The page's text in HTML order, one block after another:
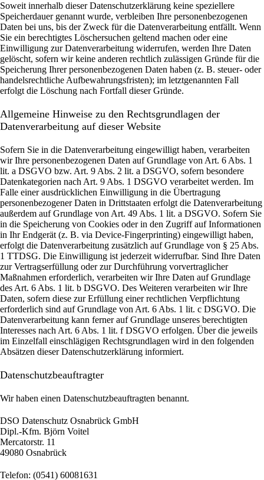
Soweit innerhalb dieser Datenschutzerklärung keine speziellere
Speicherdauer genannt wurde, verbleiben Ihre personenbezogenen
Daten bei uns, bis der Zweck für die Datenverarbeitung entfällt. Wenn
Sie ein berechtigtes Löschersuchen geltend machen oder eine
Einwilligung zur Datenverarbeitung widerrufen, werden Ihre Daten
gelöscht, sofern wir keine anderen rechtlich zulässigen Gründe für die
Speicherung Ihrer personenbezogenen Daten haben (z. B. steuer- oder
handelsrechtliche Aufbewahrungsfristen); im letztgenannten Fall
erfolgt die Löschung nach Fortfall dieser Gründe.
Allgemeine Hinweise zu den Rechtsgrundlagen der
Datenverarbeitung auf dieser Website
Sofern Sie in die Datenverarbeitung eingewilligt haben, verarbeiten
wir Ihre personenbezogenen Daten auf Grundlage von Art. 6 Abs. 1
lit. a DSGVO bzw. Art. 9 Abs. 2 lit. a DSGVO, sofern besondere
Datenkategorien nach Art. 9 Abs. 1 DSGVO verarbeitet werden. Im
Falle einer ausdrücklichen Einwilligung in die Übertragung
personenbezogener Daten in Drittstaaten erfolgt die Datenverarbeitung
außerdem auf Grundlage von Art. 49 Abs. 1 lit. a DSGVO. Sofern Sie
in die Speicherung von Cookies oder in den Zugriff auf Informationen
in Ihr Endgerät (z. B. via Device-Fingerprinting) eingewilligt haben,
erfolgt die Datenverarbeitung zusätzlich auf Grundlage von § 25 Abs.
1 TTDSG. Die Einwilligung ist jederzeit widerrufbar. Sind Ihre Daten
zur Vertragserfüllung oder zur Durchführung vorvertraglicher
Maßnahmen erforderlich, verarbeiten wir Ihre Daten auf Grundlage
des Art. 6 Abs. 1 lit. b DSGVO. Des Weiteren verarbeiten wir Ihre
Daten, sofern diese zur Erfüllung einer rechtlichen Verpflichtung
erforderlich sind auf Grundlage von Art. 6 Abs. 1 lit. c DSGVO. Die
Datenverarbeitung kann ferner auf Grundlage unseres berechtigten
Interesses nach Art. 6 Abs. 1 lit. f DSGVO erfolgen. Über die jeweils
im Einzelfall einschlägigen Rechtsgrundlagen wird in den folgenden
Absätzen dieser Datenschutzerklärung informiert.
Datenschutz­beauftragter
Wir haben einen Datenschutzbeauftragten benannt.
DSO Datenschutz Osnabrück GmbH
Dipl.-Kfm. Björn Voitel
Mercatorstr. 11
49080 Osnabrück
Telefon: (0541) 60081631